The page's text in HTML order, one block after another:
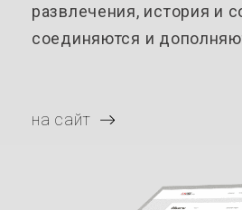
развлечения, история и
соединяются и
на сайт